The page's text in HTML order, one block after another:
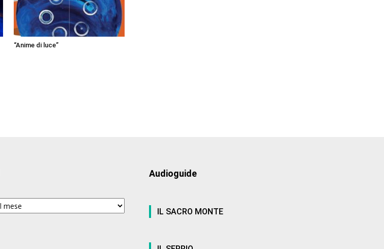
“Anime di luce”
Audioguide
IL SACRO MONTE